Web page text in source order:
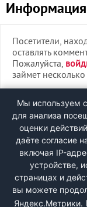
Информация
Посетители,
оставлять
Пожалуйста,
займет
Быстрая
Мы используем
для анализа
оценки
даёте согласие
включая IP-
устройстве,
страницах и
вы можете